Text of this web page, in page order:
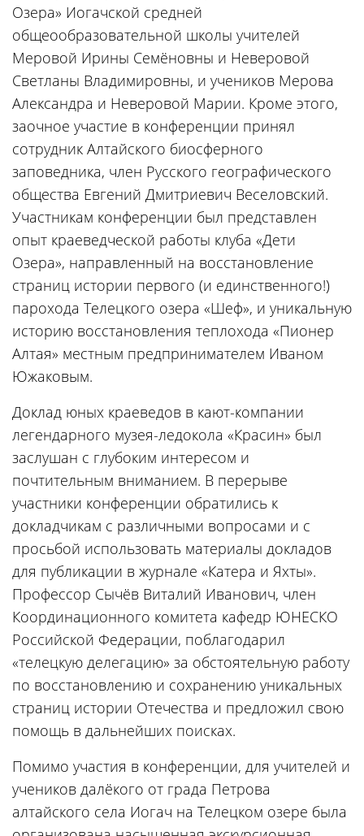
Озера» Иогачской средней
общеообразовательной школы учителей
Меровой Ирины Семёновны и Неверовой
Светланы Владимировны, и учеников Мерова
Александра и Неверовой Марии. Кроме этого,
заочное участие в конференции принял
сотрудник Алтайского биосферного
заповедника, член Русского географического
общества Евгений Дмитриевич Веселовский.
Участникам конференции был представлен
опыт краеведческой работы клуба «Дети
Озера», направленный на восстановление
страниц истории первого (и единственного!)
парохода Телецкого озера «Шеф», и уникальную
историю восстановления теплохода «Пионер
Алтая» местным предпринимателем Иваном
Южаковым.
Доклад юных краеведов в кают-компании
легендарного музея-ледокола «Красин» был
заслушан с глубоким интересом и
почтительным вниманием. В перерыве
участники конференции обратились к
докладчикам с различными вопросами и с
просьбой использовать материалы докладов
для публикации в журнале «Катера и Яхты».
Профессор Сычёв Виталий Иванович, член
Координационного комитета кафедр ЮНЕСКО
Российской Федерации, поблагодарил
«телецкую делегацию» за обстоятельную работу
по восстановлению и сохранению уникальных
страниц истории Отечества и предложил свою
помощь в дальнейших поисках.
Помимо участия в конференции, для учителей и
учеников далёкого от града Петрова
алтайского села Иогач на Телецком озере была